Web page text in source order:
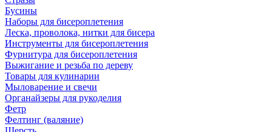
Бусины
Наборы для бисероплетения
Леска, проволока, нитки для бисера
Инструменты для бисероплетения
Фурнитура для бисероплетения
Выжигание и резьба по дереву
Товары для кулинарии
Мыловарение и свечи
Органайзеры для рукоделия
Фетр
Фелтинг (валяние)